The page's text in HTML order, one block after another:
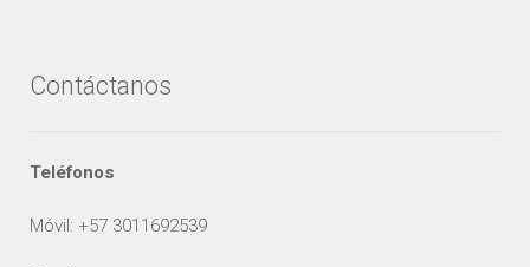
Contáctanos
Teléfonos
Móvil: +57 3011692539